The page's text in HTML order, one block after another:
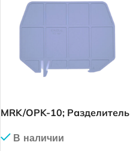
MRK/OPK-10; Разделитель
MRK/OPK (высокий)
В наличии